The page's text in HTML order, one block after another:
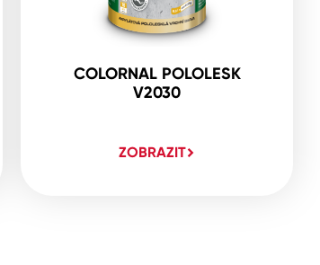
COLORNAL POLOLESK
V2030
ZOBRAZIT